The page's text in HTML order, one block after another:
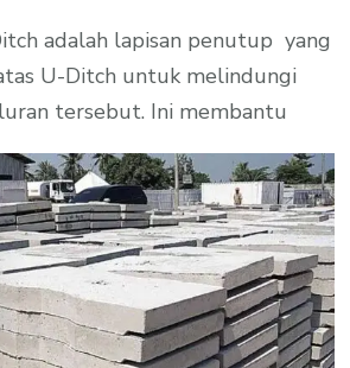
adalah lapisan penutup yang
U-Ditch untuk melindungi
tersebut. Ini membantu